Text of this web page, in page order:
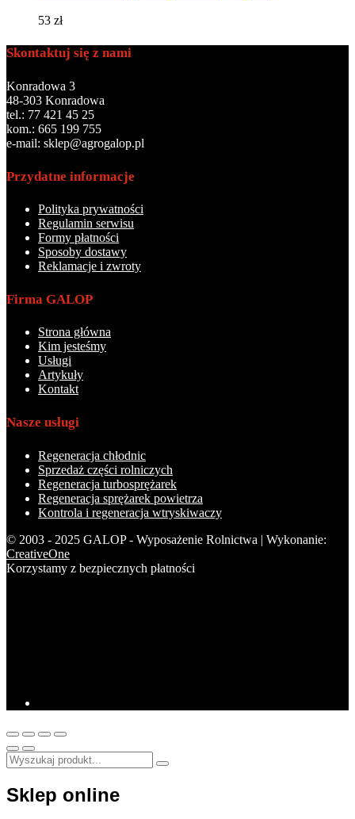
53 zł
Skontaktuj się z nami
Konradowa 3
48-303 Konradowa
tel.: 77 421 45 25
kom.: 665 199 755
e-mail: sklep@agrogalop.pl
Przydatne informacje
Polityka prywatności
Regulamin serwisu
Formy płatności
Sposoby dostawy
Reklamacje i zwroty
Firma GALOP
Strona główna
Kim jesteśmy
Usługi
Artykuły
Kontakt
Nasze usługi
Regeneracja chłodnic
Sprzedaż części rolniczych
Regeneracja turbosprężarek
Regeneracja sprężarek powietrza
Kontrola i regeneracja wtryskiwaczy
© 2003 - 2025 GALOP - Wyposażenie Rolnictwa | Wykonanie:
CreativeOne
Korzystamy z bezpiecznych płatności
Sklep online